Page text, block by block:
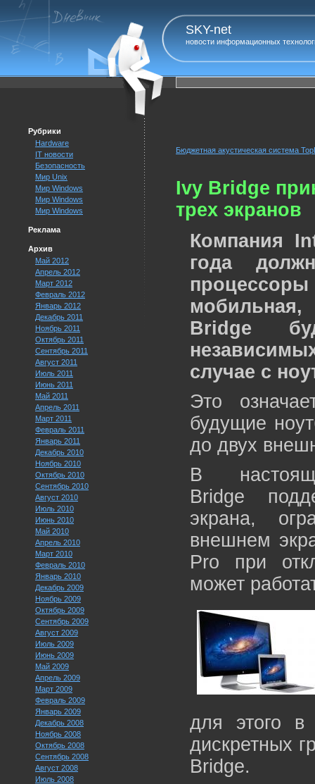
SKY-net
новости информационных
Рубрики
Hardware
IT новости
Безопасность
Мир Unix
Мир Windows
Мир Windows
Мир Windows
Реклама
Архив
Май 2012
Апрель 2012
Март 2012
Февраль 2012
Январь 2012
Декабрь 2011
Ноябрь 2011
Октябрь 2011
Сентябрь 2011
Август 2011
Июль 2011
Июнь 2011
Май 2011
Апрель 2011
Март 2011
Февраль 2011
Январь 2011
Декабрь 2010
Ноябрь 2010
Октябрь 2010
Сентябрь 2010
Август 2010
Июль 2010
Июнь 2010
Май 2010
Апрель 2010
Март 2010
Февраль 2010
Январь 2010
Декабрь 2009
Ноябрь 2009
Октябрь 2009
Сентябрь 2009
Август 2009
Июль 2009
Июнь 2009
Май 2009
Апрель 2009
Март 2009
Февраль 2009
Январь 2009
Декабрь 2008
Ноябрь 2008
Октябрь 2008
Сентябрь 2008
Август 2008
Июль 2008
Бюджетная акустическая система
Ivy Bridge
трех экранов
Компания
года
Bridge
случае с
Это
будущие
до двух
В
Bridge
экрана,
внешнем
Pro при
может
для этого в
дискретных
Bridge.